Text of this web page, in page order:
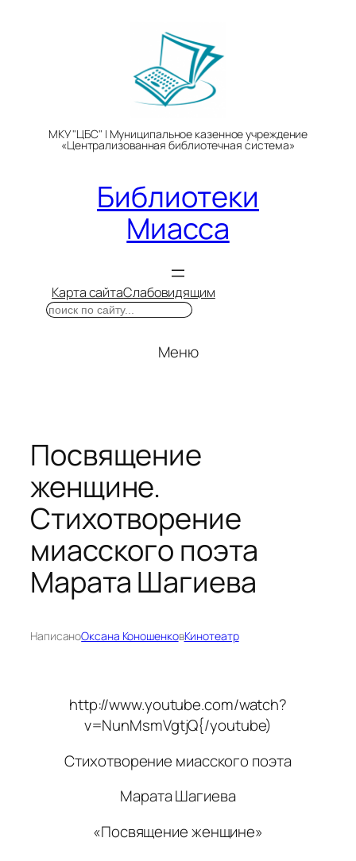
МКУ "ЦБС" | Муниципальное казенное учреждение
«Централизованная библиотечная система»
Библиотеки
Миасса
Карта сайтаСлабовидящим
Поиск
Меню
Посвящение
женщине.
Стихотворение
миасского поэта
Марата Шагиева
НаписаноОксана КоношенковКинотеатр
http://www.youtube.com/watch?
v=NunMsmVgtjQ{/youtube)
Стихотворение миасского поэта
Марата Шагиева
«Посвящение женщине»